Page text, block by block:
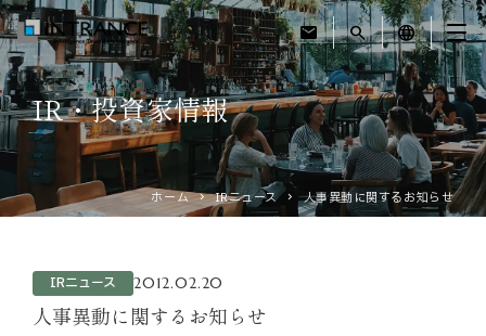
mail search language
トップ
企業情報
運営ホテル
IR・投資家情報
ホーム IRニュース 人事異動に関するお知らせ
IRニュース 2012.02.20
人事異動に関するお知らせ